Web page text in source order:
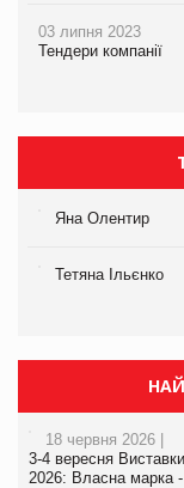
03 липня 2023
Тендери компанії
Яна Олентир
Тетяна Ільєнко
18 червня 2026 |
3-4 вересня
2026: Власна марка